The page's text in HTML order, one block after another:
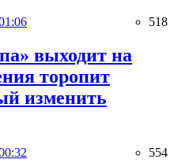
518
выходит на
торопит
изменить
554